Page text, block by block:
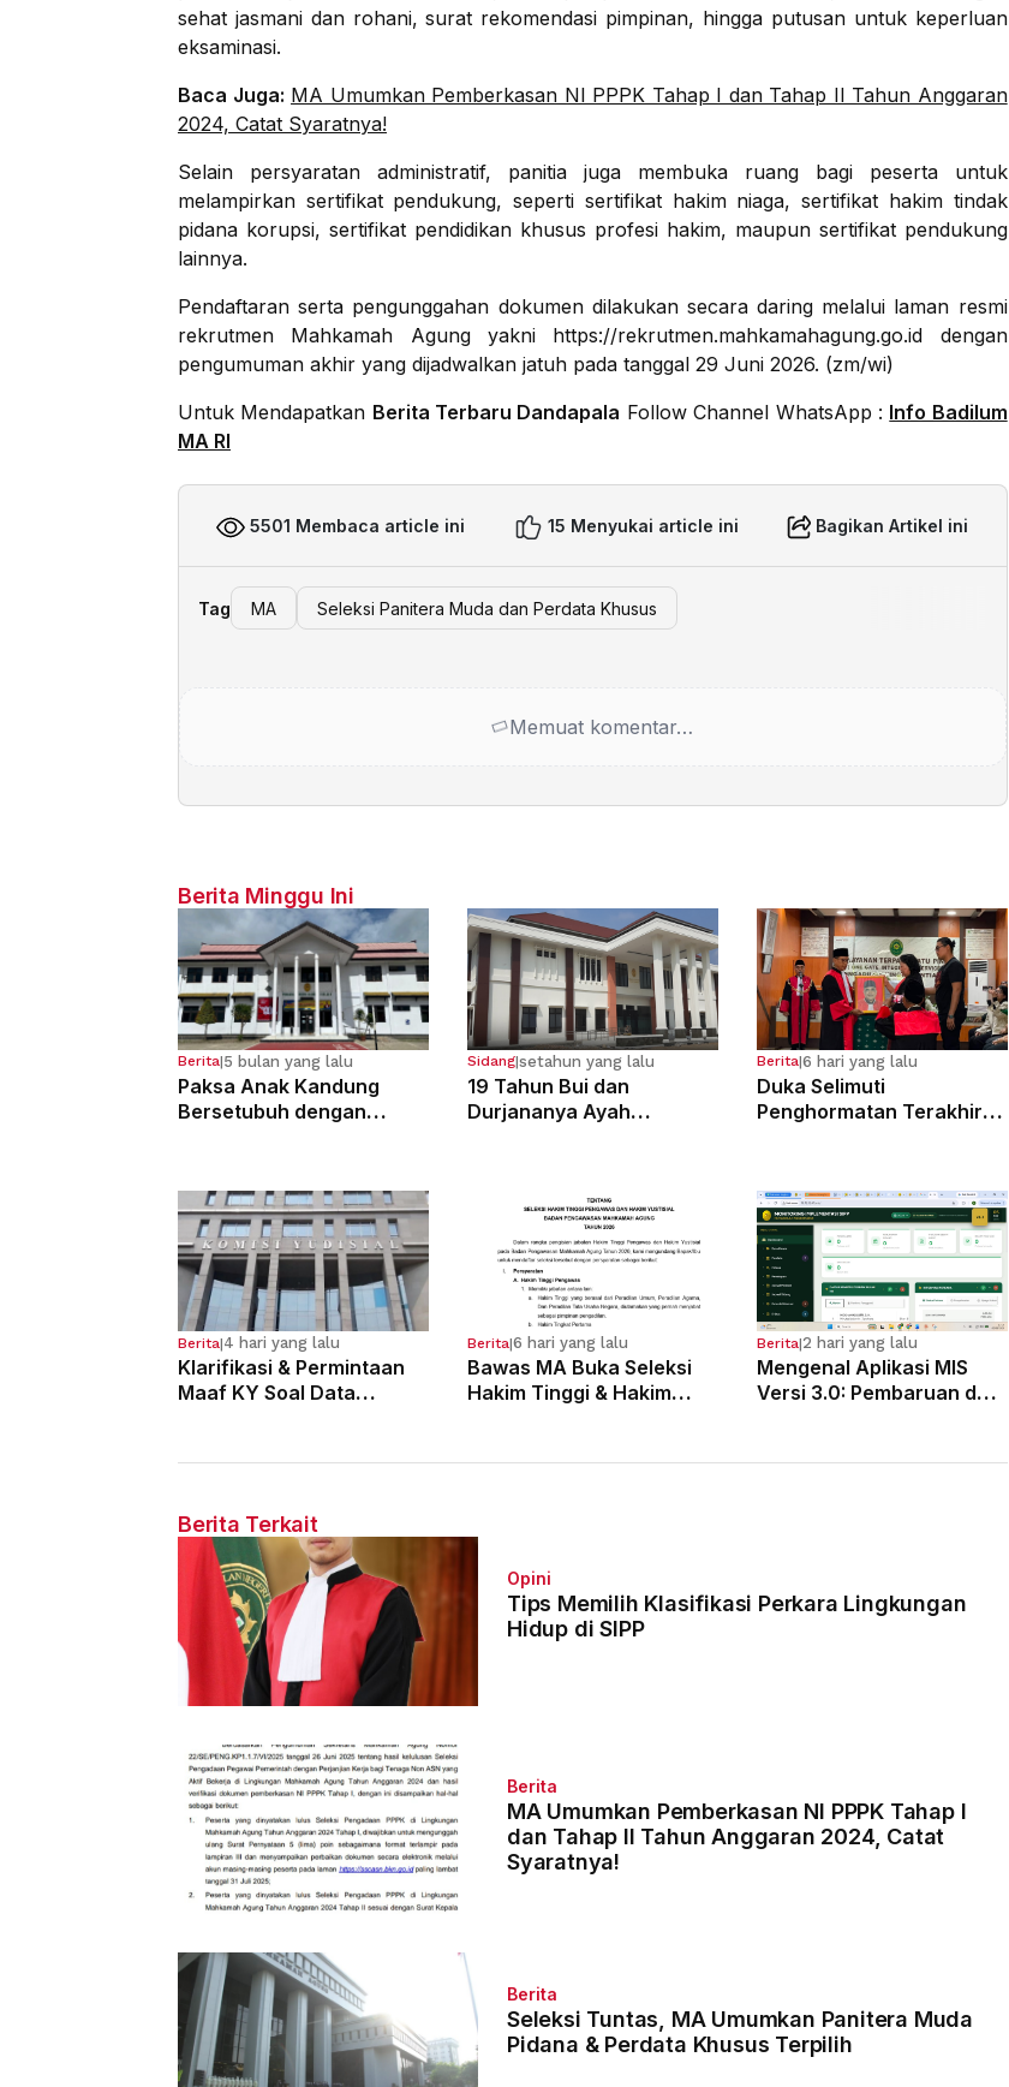
sehat jasmani dan rohani, surat rekomendasi pimpinan, hingga putusan untuk keperluan
eksaminasi.
Baca Juga: MA Umumkan Pemberkasan NI PPPK Tahap I dan Tahap II Tahun Anggaran
2024, Catat Syaratnya!
Selain persyaratan administratif, panitia juga membuka ruang bagi peserta untuk
melampirkan sertifikat pendukung, seperti sertifikat hakim niaga, sertifikat hakim tindak
pidana korupsi, sertifikat pendidikan khusus profesi hakim, maupun sertifikat pendukung
lainnya.
Pendaftaran serta pengunggahan dokumen dilakukan secara daring melalui laman resmi
rekrutmen Mahkamah Agung yakni https://rekrutmen.mahkamahagung.go.id dengan
pengumuman akhir yang dijadwalkan jatuh pada tanggal 29 Juni 2026. (zm/wi)
Untuk Mendapatkan Berita Terbaru Dandapala Follow Channel WhatsApp : Info Badilum
MA RI
5501 Membaca article ini 15 Menyukai article ini Bagikan Artikel ini
Tag MA Seleksi Panitera Muda dan Perdata Khusus
Memuat komentar…
Berita Minggu Ini
Berita|5 bulan yang lalu
Paksa Anak Kandung
Bersetubuh dengan
Sidang|setahun yang lalu
19 Tahun Bui dan
Durjananya Ayah
Berita|6 hari yang lalu
Duka Selimuti
Penghormatan Terakhir
Berita|4 hari yang lalu
Klarifikasi & Permintaan
Maaf KY Soal Data
Berita|6 hari yang lalu
Bawas MA Buka Seleksi
Hakim Tinggi & Hakim
Berita|2 hari yang lalu
Mengenal Aplikasi MIS
Versi 3.0: Pembaruan dan
Berita Terkait
Opini
Tips Memilih Klasifikasi Perkara Lingkungan
Hidup di SIPP
Berita
MA Umumkan Pemberkasan NI PPPK Tahap I
dan Tahap II Tahun Anggaran 2024, Catat
Syaratnya!
Berita
Seleksi Tuntas, MA Umumkan Panitera Muda
Pidana & Perdata Khusus Terpilih